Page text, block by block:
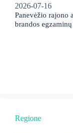
2026-07-16
Panevėžio rajono
brandos
Regione